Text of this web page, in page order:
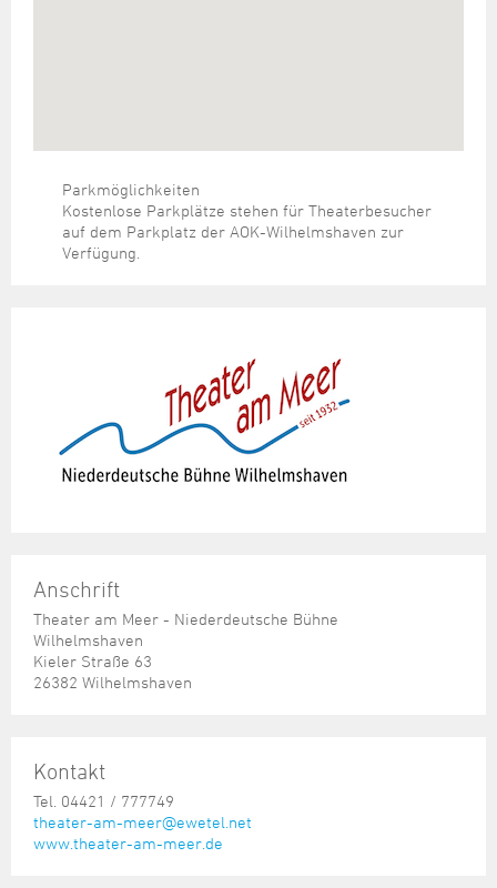
Parkmöglichkeiten
Kostenlose Parkplätze stehen für Theaterbesucher
auf dem Parkplatz der AOK-Wilhelmshaven zur
Verfügung.
Anschrift
Theater am Meer - Niederdeutsche Bühne
Wilhelmshaven
Kieler Straße 63
26382 Wilhelmshaven
Kontakt
Tel. 04421 / 777749
theater-am-meer@ewetel.net
www.theater-am-meer.de